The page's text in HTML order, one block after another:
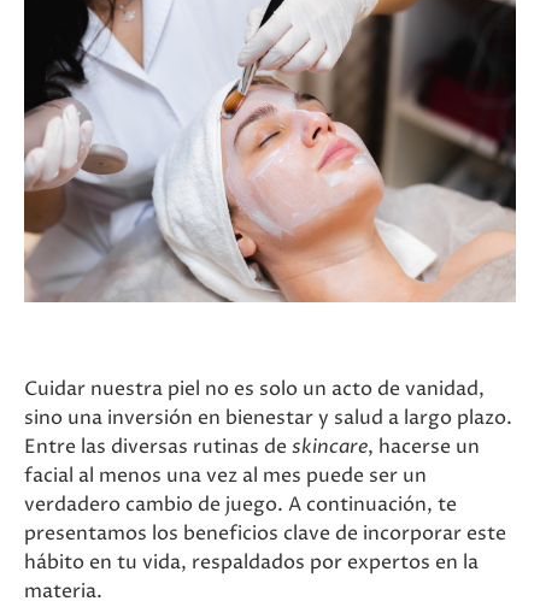
Cuidar nuestra piel no es solo un acto de vanidad,
sino una inversión en bienestar y salud a largo plazo.
Entre las diversas rutinas deskincare, hacerse un
facial al menos una vez al mes puede ser un
verdadero cambio de juego. A continuación, te
presentamos los beneficios clave de incorporar este
hábito en tu vida, respaldados por expertos en la
materia.